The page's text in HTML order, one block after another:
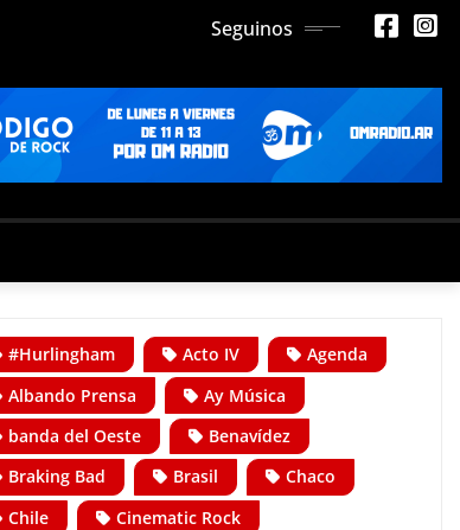
Seguinos
#Hurlingham Acto IV
Agenda
Albando Prensa
Ay Música
banda del Oeste
Benavídez
Braking Bad
Brasil
Chaco
Chile
Cinematic Rock